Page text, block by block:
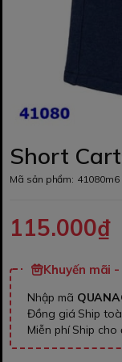
Short
Mã sản phẩm: 41080m6
115.000₫
Khuyến mãi
Nhập mã
Đồng giá Ship
Miễn phí Ship